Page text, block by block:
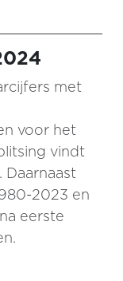
met
voor het
vindt
Daarnaast
2023 en
eerste